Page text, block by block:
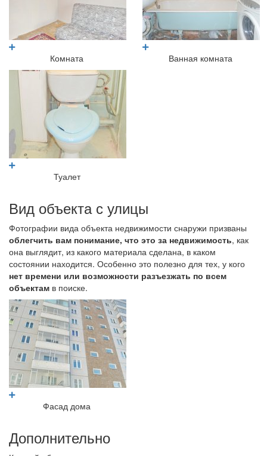
Комната Ванная комната
Туалет
Вид объекта с улицы
Фотографии вида объекта недвижимости снаружи призваны
облегчить вам понимание, что это за недвижимость, как
она выглядит, из какого материала сделана, в каком
состоянии находится. Особенно это полезно для тех, у кого
нет времени или возможности разъезжать по всем
объектам в поиске.
Фасад дома
Дополнительно